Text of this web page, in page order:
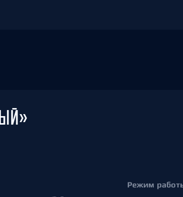
Режим